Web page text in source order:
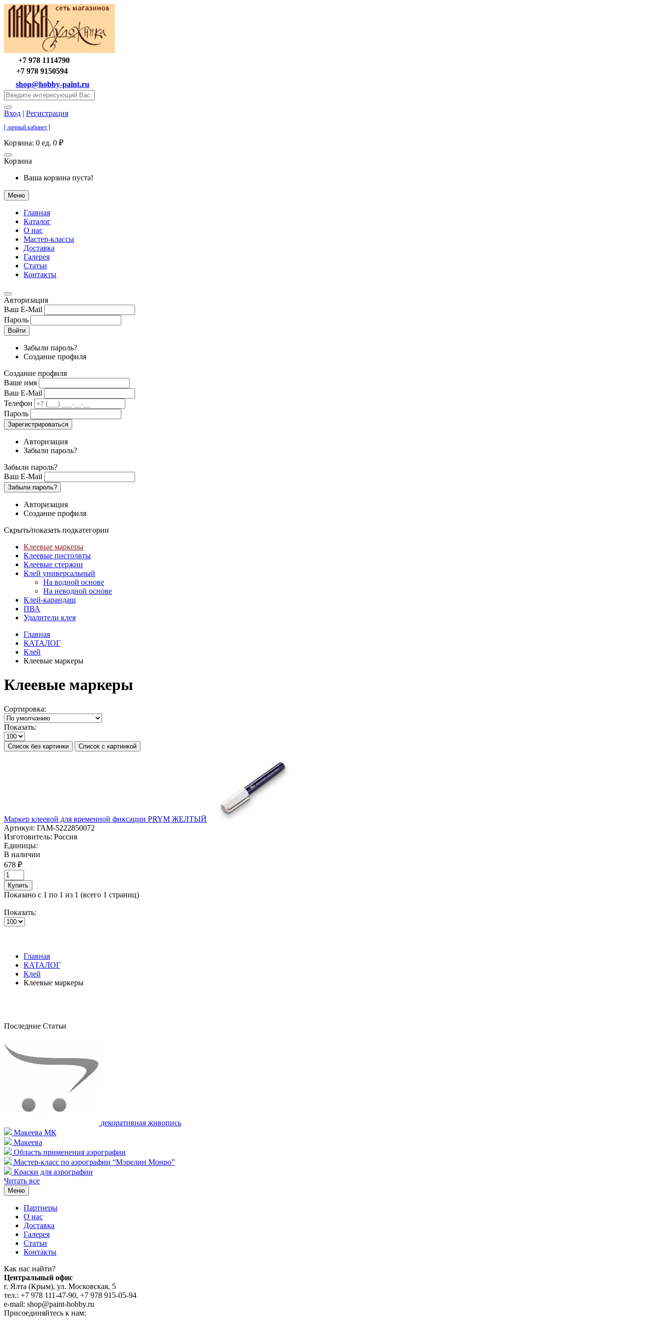
+7 978 1114790
+7 978 9150594
shop@hobby-paint.ru
Вход | Регистрация
[ личный кабинет ]
Корзина: 0 ед. 0 ₽
Корзина
Ваша корзина пуста!
Меню
Главная
Каталог
О нас
Мастер-классы
Доставка
Галерея
Статьи
Контакты
Авторизация
Ваш E-Mail
Пароль
Войти
Забыли пароль?
Создание профиля
Создание профиля
Ваше имя
Ваш E-Mail
Телефон
Пароль
Зарегистрироваться
Авторизация
Забыли пароль?
Забыли пароль?
Ваш E-Mail
Забыли пароль?
Авторизация
Создание профиля
Скрыть/показать подкатегории
Клеевые маркеры
Клеевые пистолвты
Клеевые стержни
Клей универсальный
На водной основе
На неводной основе
Клей-карандаш
ПВА
Удалители клея
Главная
КАТАЛОГ
Клей
Клеевые маркеры
Клеевые маркеры
Сортировка:
Показать:
Список без картинки Список с картинкой
Маркер клеевой для временной фиксации PRYM ЖЕЛТЫЙ
Артикул: ГАМ-5222850072
Изготовитель: Россия
Единицы:
В наличии
678 ₽
Купить
Показано с 1 по 1 из 1 (всего 1 страниц)
Показать:
Главная
КАТАЛОГ
Клей
Клеевые маркеры
Последние Статьи
декоративная живопись
Макеева МК
Макеева
Область применения аэрографии
Мастер-класс по аэрографии “Мэрелин Монро”
Краски для аэрографии
Читать все
Меню
Партнеры
О нас
Доставка
Галерея
Статьи
Контакты
Как наc найти?
Центральный офис
г. Ялта (Крым), ул. Московская, 5
тел.: +7 978 111-47-90, +7 978 915-05-94
e-mail: shop@paint-hobby.ru
Присоединяйтесь к нам: